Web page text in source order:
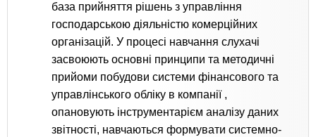
база прийняття рішень з управління
господарською діяльністю комерційних
організацій. У процесі навчання слухачі
засвоюють основні принципи та методичні
прийоми побудови системи фінансового та
управлінського обліку в компанії ,
опановують інструментарієм аналізу даних
звітності, навчаються формувати системно-